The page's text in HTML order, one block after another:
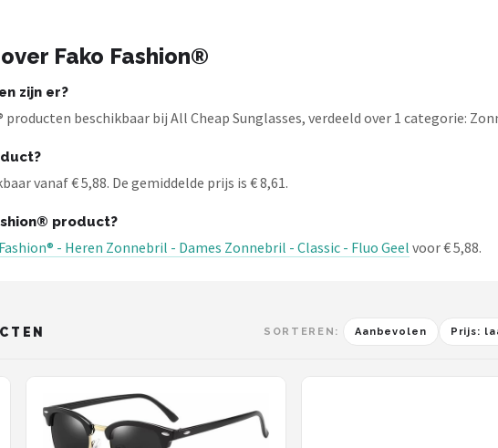
Fako Fashion®
zijn er?
beschikbaar bij All Cheap Sunglasses, verdeeld over 1 categorie:
vanaf € 5,88. De gemiddelde prijs is € 8,61.
product?
- Heren Zonnebril - Dames Zonnebril - Classic - Fluo Geel voor € 5,88.
SORTEREN: Aanbevolen Prijs: